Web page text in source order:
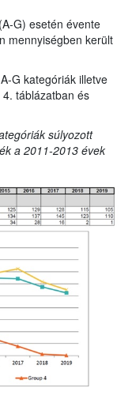
G) esetén évente
mennyiségben került
G kategóriák illetve
táblázatban és
súlyozott
a 2011-2013 évek